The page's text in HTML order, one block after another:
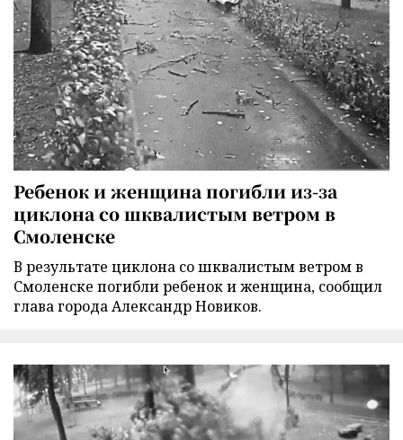
Ребенок и женщина погибли из-за
циклона со шквалистым ветром в
Смоленске
В результате циклона со шквалистым ветром в
Смоленске погибли ребенок и женщина, сообщил
глава города Александр Новиков.